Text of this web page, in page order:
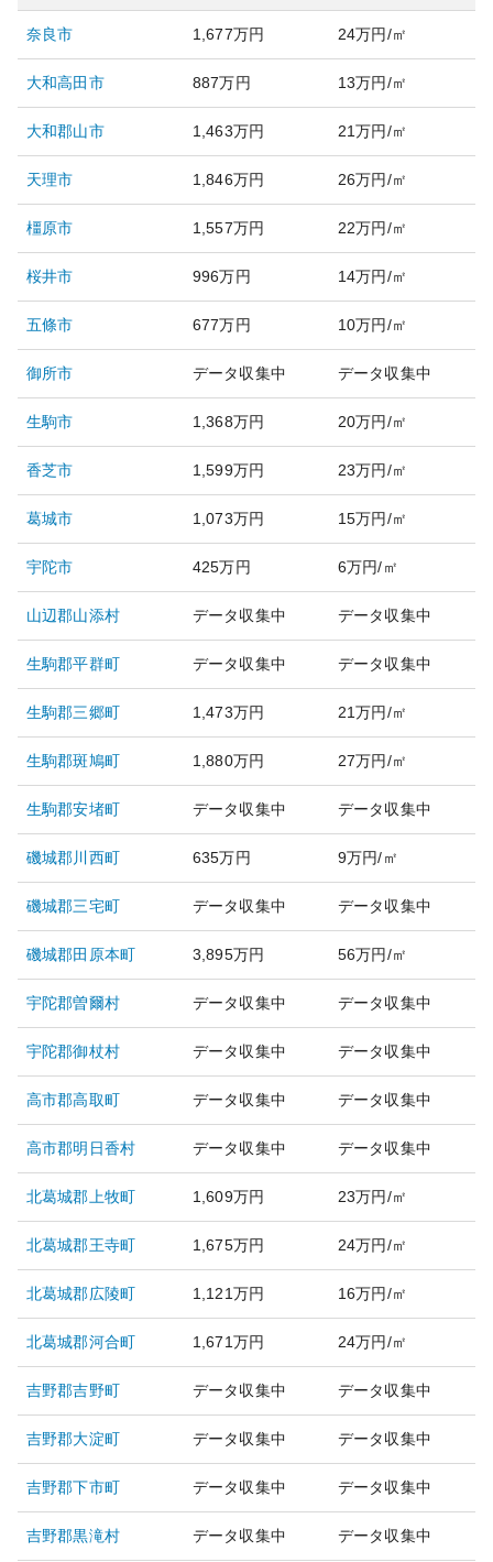
奈良市 1,677万円 24万円/㎡
大和高田市 887万円 13万円/㎡
大和郡山市 1,463万円 21万円/㎡
天理市 1,846万円 26万円/㎡
橿原市 1,557万円 22万円/㎡
桜井市 996万円 14万円/㎡
五條市 677万円 10万円/㎡
御所市 データ収集中 データ収集中
生駒市 1,368万円 20万円/㎡
香芝市 1,599万円 23万円/㎡
葛城市 1,073万円 15万円/㎡
宇陀市 425万円 6万円/㎡
山辺郡山添村 データ収集中 データ収集中
生駒郡平群町 データ収集中 データ収集中
生駒郡三郷町 1,473万円 21万円/㎡
生駒郡斑鳩町 1,880万円 27万円/㎡
生駒郡安堵町 データ収集中 データ収集中
磯城郡川西町 635万円 9万円/㎡
磯城郡三宅町 データ収集中 データ収集中
磯城郡田原本町 3,895万円 56万円/㎡
宇陀郡曽爾村 データ収集中 データ収集中
宇陀郡御杖村 データ収集中 データ収集中
高市郡高取町 データ収集中 データ収集中
高市郡明日香村 データ収集中 データ収集中
北葛城郡上牧町 1,609万円 23万円/㎡
北葛城郡王寺町 1,675万円 24万円/㎡
北葛城郡広陵町 1,121万円 16万円/㎡
北葛城郡河合町 1,671万円 24万円/㎡
吉野郡吉野町 データ収集中 データ収集中
吉野郡大淀町 データ収集中 データ収集中
吉野郡下市町 データ収集中 データ収集中
吉野郡黒滝村 データ収集中 データ収集中